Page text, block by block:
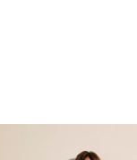
podporu, což